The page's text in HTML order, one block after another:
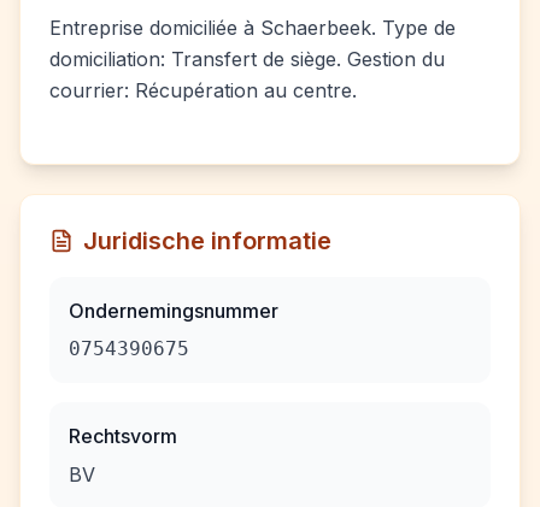
Entreprise domiciliée à Schaerbeek. Type de
domiciliation: Transfert de siège. Gestion du
courrier: Récupération au centre.
Juridische informatie
Ondernemingsnummer
0754390675
Rechtsvorm
BV